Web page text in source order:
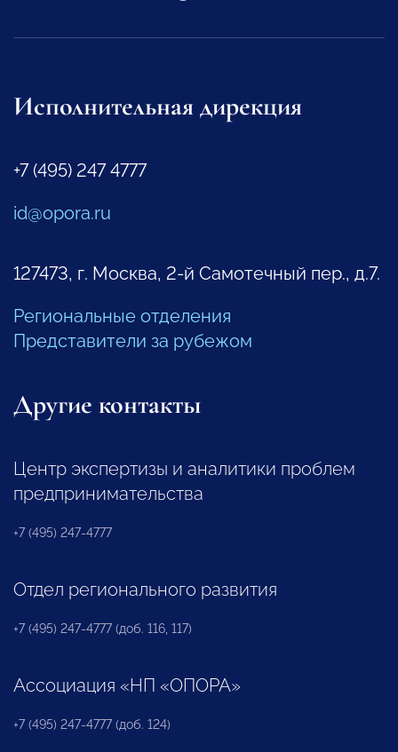
Исполнительная дирекция
+7 (495) 247 4777
id@opora.ru
127473, г. Москва, 2-й Самотечный пер., д.7.
Региональные отделения
Представители за рубежом
Другие контакты
Центр экспертизы и аналитики проблем
предпринимательства
+7 (495) 247-4777
Отдел регионального развития
+7 (495) 247-4777 (доб. 116, 117)
Ассоциация «НП «ОПОРА»
+7 (495) 247-4777 (доб. 124)